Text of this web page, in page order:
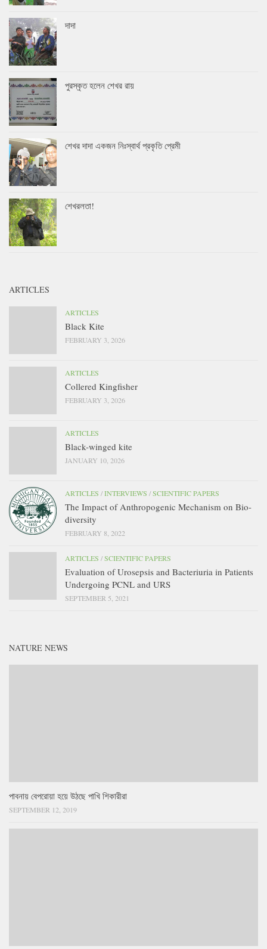
দাদা
পুরস্কৃত হলেন শেখর রায়
শেখর দাদা একজন নিঃস্বার্থ প্রকৃতি প্রেমী
শেখরলতা!
ARTICLES
ARTICLES
Black Kite
FEBRUARY 3, 2026
ARTICLES
Collered Kingfisher
FEBRUARY 3, 2026
ARTICLES
Black-winged kite
JANUARY 10, 2026
ARTICLES /INTERVIEWS /SCIENTIFIC PAPERS
The Impact of Anthropogenic Mechanism on Bio-
diversity
FEBRUARY 8, 2022
ARTICLES /SCIENTIFIC PAPERS
Evaluation of Urosepsis and Bacteriuria in Patients
Undergoing PCNL and URS
SEPTEMBER 5, 2021
NATURE NEWS
পাবনায় বেপরোয়া হয়ে উঠছে পাখি শিকারীরা
SEPTEMBER 12, 2019